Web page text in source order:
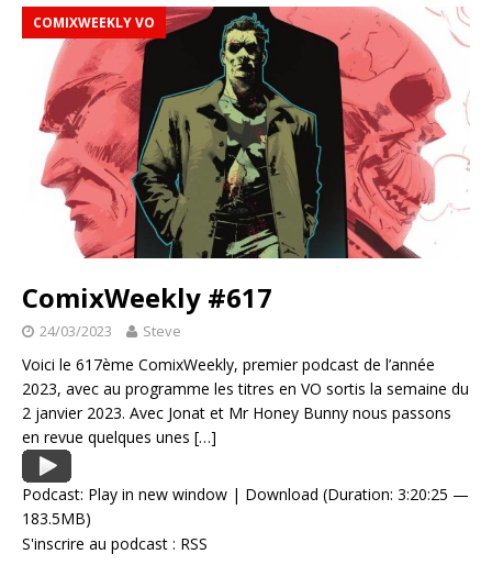
COMIXWEEKLY VO
ComixWeekly #617
24/03/2023 Steve
Voici le 617ème ComixWeekly, premier podcast de l’année
2023, avec au programme les titres en VO sortis la semaine du
2 janvier 2023. Avec Jonat et Mr Honey Bunny nous passons
en revue quelques unes […]
Podcast: Play in new window | Download (Duration: 3:20:25 —
183.5MB)
S'inscrire au podcast : RSS